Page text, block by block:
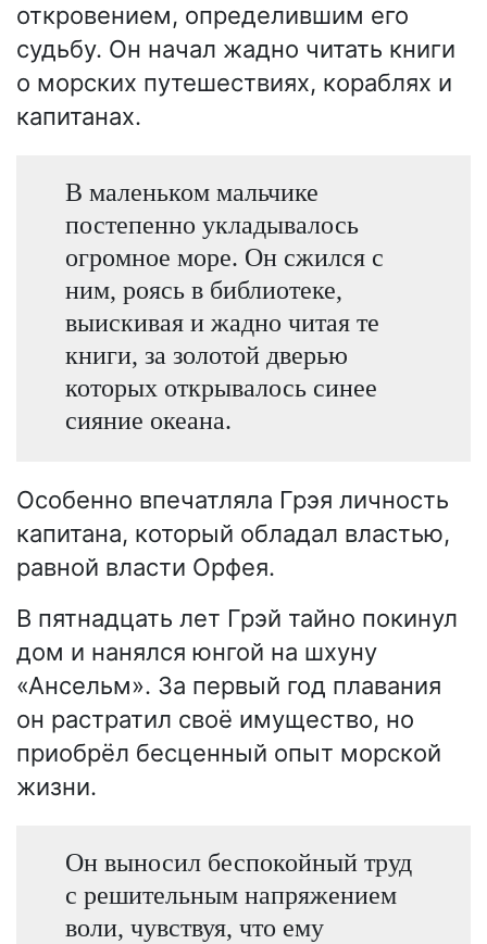
откровением, определившим его
судьбу. Он начал жадно читать книги
о морских путешествиях, кораблях и
капитанах.
В маленьком мальчике
постепенно укладывалось
огромное море. Он сжился с
ним, роясь в библиотеке,
выискивая и жадно читая те
книги, за золотой дверью
которых открывалось синее
сияние океана.
Особенно впечатляла Грэя личность
капитана, который обладал властью,
равной власти Орфея.
В пятнадцать лет Грэй тайно покинул
дом и нанялся юнгой на шхуну
«Ансельм». За первый год плавания
он растратил своё имущество, но
приобрёл бесценный опыт морской
жизни.
Он выносил беспокойный труд
с решительным напряжением
воли, чувствуя, что ему